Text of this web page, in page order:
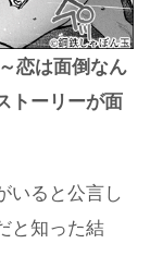
恋は面倒なん
トーリーが面
いると公言し
と知った結